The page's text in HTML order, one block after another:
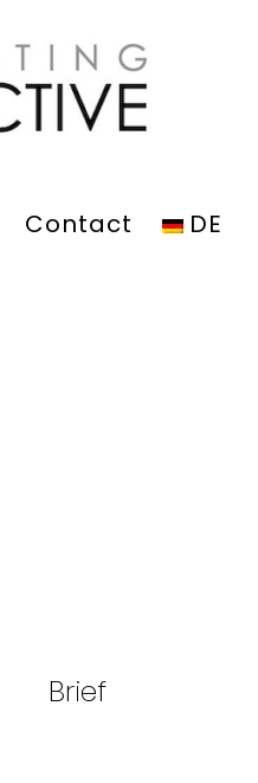
Contact DE
Brief